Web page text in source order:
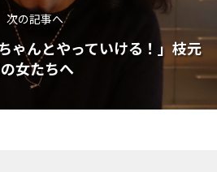
次の記事へ
ゃんとやっていける！」枝元
女たちへ